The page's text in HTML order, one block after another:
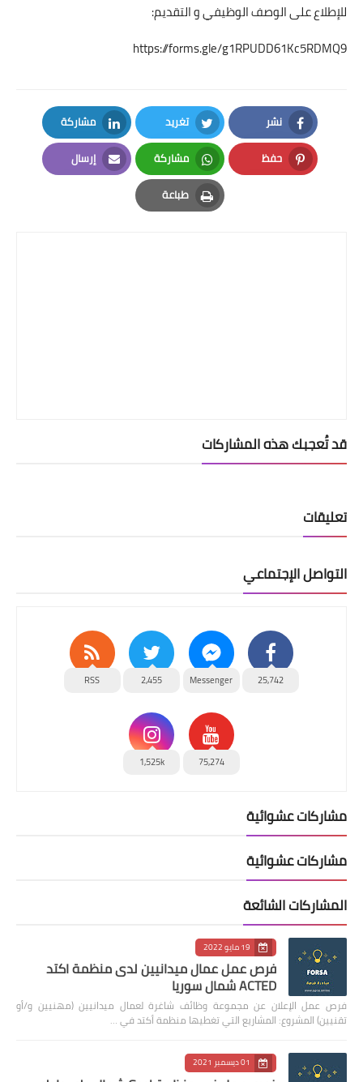
للإطلاع على الوصف الوظيفي و التقديم:
https://forms.gle/g1RPUDD61Kc5RDMQ9
نشر
Facebook
تغريد
Twitter
مشاركة
LinkedIn
حفظ
Pinterest
مشاركة
Whatsapp
إرسال
Email
طباعة
Print
قد تُعجبك هذه المشاركات
تعليقات
التواصل الإجتماعي
25,742
Messenger
2,455
RSS
75,274
1,525k
مشاركات عشوائية
مشاركات عشوائية
المشاركات الشائعة
19 مايو 2022
فرص عمل عمال ميدانيين لدى منظمة اكتد
ACTED شمال سوريا
فرص عمل الإعلان عن مجموعة وظائف شاغرة لعمال ميدانيين (مهنيين و/أو
تقنيين) المشروع: المشاريع التي تغطيها منظمة أكتد في …
01 ديسمبر 2021